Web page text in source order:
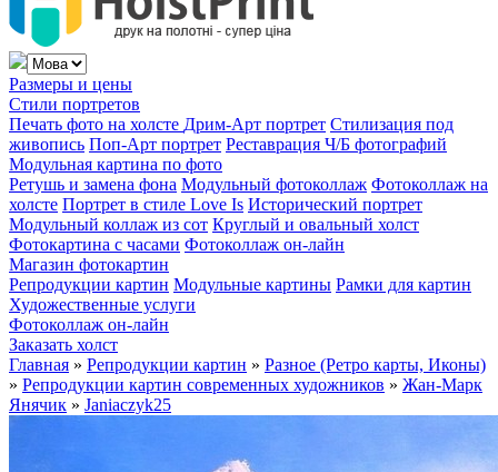
Размеры и цены
Стили портретов
Печать фото на холсте Дрим-Арт портрет Стилизация под
живопись Поп-Арт портрет Реставрация Ч/Б фотографий
Модульная картина по фото
Ретушь и замена фона Модульный фотоколлаж Фотоколлаж на
холсте Портрет в стиле Love Is Исторический портрет
Модульный коллаж из сот Круглый и овальный холст
Фотокартина с часами Фотоколлаж он-лайн
Магазин фотокартин
Репродукции картин Модульные картины Рамки для картин
Художественные услуги
Фотоколлаж он-лайн
Заказать холст
Главная » Репродукции картин » Разное (Ретро карты, Иконы)
» Репродукции картин современных художников » Жан-Марк
Янячик » Janiaczyk25